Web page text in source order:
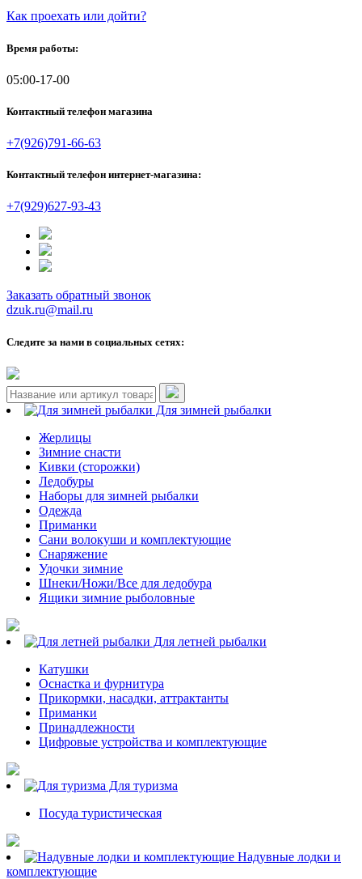
Как проехать или дойти?
Время работы:
05:00-17-00
Контактный телефон магазина
+7(926)791-66-63
Контактный телефон интернет-магазина:
+7(929)627-93-43
Заказать обратный звонок
dzuk.ru@mail.ru
Следите за нами в социальных сетях:
Для зимней рыбалки
Жерлицы
Зимние снасти
Кивки (сторожки)
Ледобуры
Наборы для зимней рыбалки
Одежда
Приманки
Сани волокуши и комплектующие
Снаряжение
Удочки зимние
Шнеки/Ножи/Все для ледобура
Ящики зимние рыболовные
Для летней рыбалки
Катушки
Оснастка и фурнитура
Прикормки, насадки, аттрактанты
Приманки
Принадлежности
Цифровые устройства и комплектующие
Для туризма
Посуда туристическая
Надувные лодки и
комплектующие